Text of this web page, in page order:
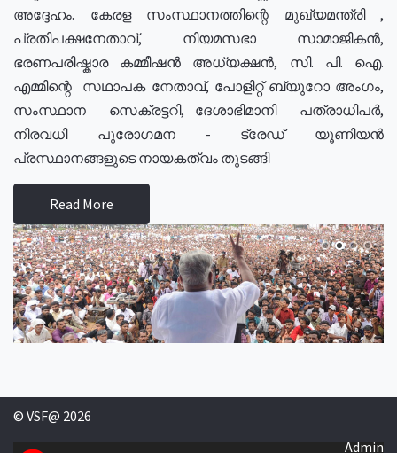
അദ്ദേഹം. കേരള സംസ്ഥാനത്തിന്റെ മുഖ്യമന്ത്രി ,
പ്രതിപക്ഷനേതാവ്, നിയമസഭാ സാമാജികൻ,
ഭരണപരിഷ്കാര കമ്മീഷൻ അധ്യക്ഷൻ, സി. പി. ഐ.
എമ്മിന്റെ സഥാപക നേതാവ്, പോളിറ്റ് ബ്യുറോ അംഗം,
സംസ്ഥാന സെക്രട്ടറി, ദേശാഭിമാനി പത്രാധിപർ,
നിരവധി പുരോഗമന - ട്രേഡ് യൂണിയൻ
പ്രസ്ഥാനങ്ങളുടെ നായകത്വം തുടങ്ങി
Read More
© VSF@ 2026
Admin